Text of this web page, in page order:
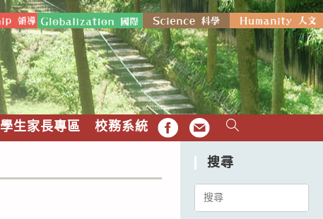
學生家長專區 校務系統 FB EMAIL
搜尋
Search